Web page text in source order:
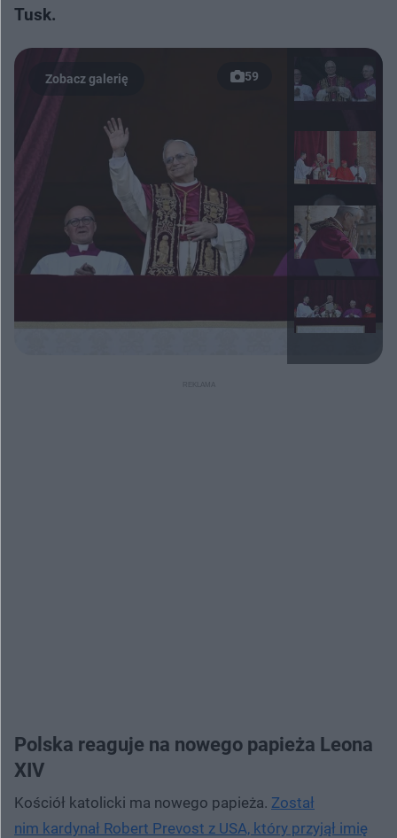
Tusk.
59
Polska reaguje na nowego papieża Leona
XIV
Kościół katolicki ma nowego papieża. Został
nim kardynał Robert Prevost z USA, który przyjął imię